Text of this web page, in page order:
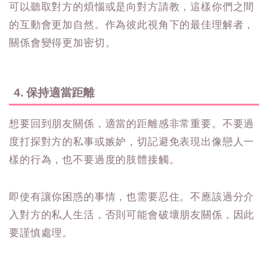
可以聽取對方的煩惱或是向對方請教，這樣你們之間
的互動會更加自然。作為彼此視角下的最佳理解者，
關係會變得更加密切。
4. 保持適當距離
想要回到朋友關係，適當的距離感非常重要。不要過
度打探對方的私事或嫉妒，切記避免表現出像戀人一
樣的行為，也不要過度的肢體接觸。
即使有讓你困惑的事情，也需要忍住。不應該過分介
入對方的私人生活，否則可能會破壞朋友關係，因此
要謹慎處理。